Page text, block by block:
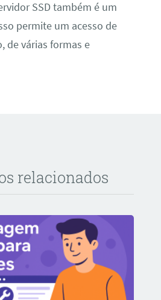
SSD também é um
permite um acesso de
de várias formas e
relacionados